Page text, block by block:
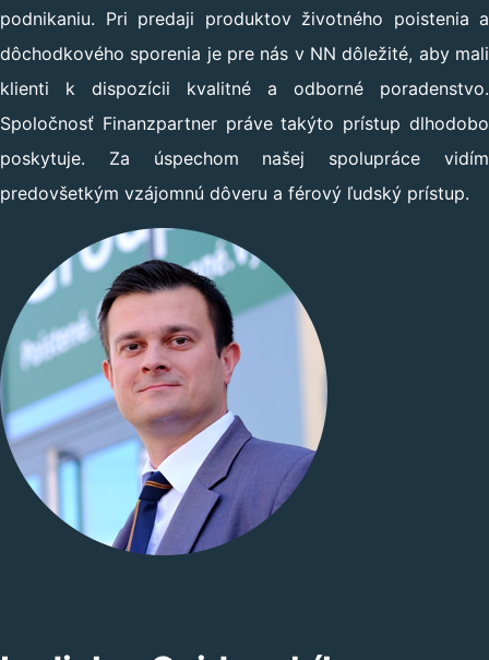
podnikaniu. Pri predaji produktov životného poistenia a
dôchodkového sporenia je pre nás v NN dôležité, aby mali
klienti k dispozícii kvalitné a odborné poradenstvo.
Spoločnosť Finanzpartner práve takýto prístup dlhodobo
poskytuje. Za úspechom našej spolupráce vidím
predovšetkým vzájomnú dôveru a férový ľudský prístup.